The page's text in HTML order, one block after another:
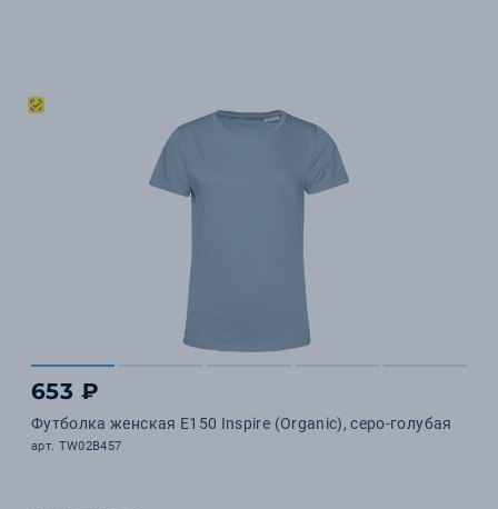
653 ₽
Футболка женская E150 Inspire (Organic), серо-голубая
арт. TW02B457